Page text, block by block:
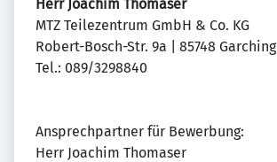
Herr Joachim Thomaser
MTZ Teilezentrum GmbH & Co. KG
Robert-Bosch-Str. 9a | 85748 Garching
Tel.: 089/3298840
Ansprechpartner für Bewerbung:
Herr Joachim Thomaser